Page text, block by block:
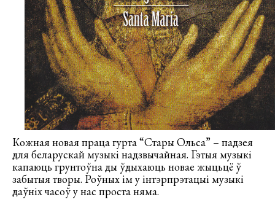
Кожная новая праца гурта “Стары Ольса” – падзея
для беларускай музыкі надзвычайная. Гэтыя музыкі
капаюць грунтоўна ды ўдыхаюць новае жыцьцё ў
забытыя творы. Роўных ім у інтэрпрэтацыі музыкі
даўніх часоў у нас проста няма.